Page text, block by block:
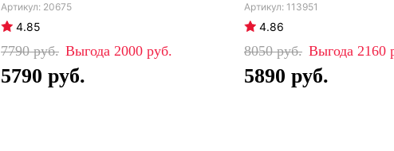
20675
4.85
7790 2000
5790
113951
4.86
8050 2160
5890